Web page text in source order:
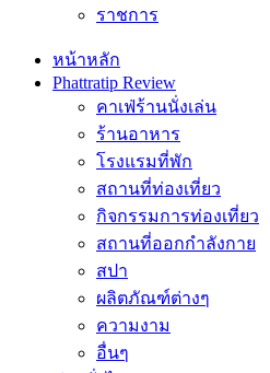
ราชการ
หน้าหลัก
Phattratip Review
คาเฟ่ร้านนั่งเล่น
ร้านอาหาร
โรงแรมที่พัก
สถานที่ท่องเที่ยว
กิจกรรมการท่องเที่ยว
สถานที่ออกกำลังกาย
สปา
ผลิตภัณฑ์ต่างๆ
ความงาม
อื่นๆ